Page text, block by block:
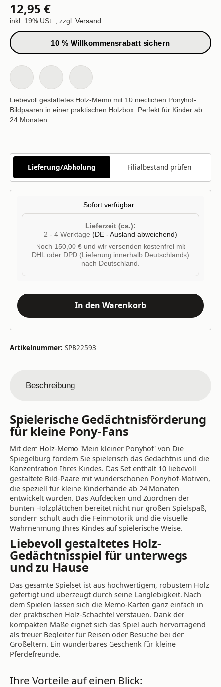
12,95 €
inkl. 19% USt. , zzgl. Versand
10 % Willkommensrabatt sichern
Liebevoll gestaltetes Holz-Memo mit 10 niedlichen Ponyhof-
Bildpaaren in einer praktischen Holzbox. Perfekt für Kinder ab
24 Monaten.
Lieferung/Abholung Filialbestand prüfen
Sofort verfügbar
Lieferzeit (ca.):
2 - 4 Werktage (DE - Ausland abweichend)
Noch 150,00 € und wir versenden kostenfrei mit
DHL oder DPD (Lieferung innerhalb Deutschlands)
nach Deutschland.
In den Warenkorb
Artikelnummer: SPB22593
Beschreibung
Spielerische Gedächtnisförderung
für kleine Pony-Fans
Mit dem Holz-Memo 'Mein kleiner Ponyhof' von Die
Spiegelburg fördern Sie spielerisch das Gedächtnis und die
Konzentration Ihres Kindes. Das Set enthält 10 liebevoll
gestaltete Bild-Paare mit wunderschönen Ponyhof-Motiven,
die speziell für kleine Kinderhände ab 24 Monaten
entwickelt wurden. Das Aufdecken und Zuordnen der
bunten Holzplättchen bereitet nicht nur großen Spielspaß,
sondern schult auch die Feinmotorik und die visuelle
Wahrnehmung Ihres Kindes auf spielerische Weise.
Liebevoll gestaltetes Holz-
Gedächtnisspiel für unterwegs
und zu Hause
Das gesamte Spielset ist aus hochwertigem, robustem Holz
gefertigt und überzeugt durch seine Langlebigkeit. Nach
dem Spielen lassen sich die Memo-Karten ganz einfach in
der praktischen Holz-Schachtel verstauen. Dank der
kompakten Maße eignet sich das Spiel auch hervorragend
als treuer Begleiter für Reisen oder Besuche bei den
Großeltern. Ein wunderbares Geschenk für kleine
Pferdefreunde.
Ihre Vorteile auf einen Blick: